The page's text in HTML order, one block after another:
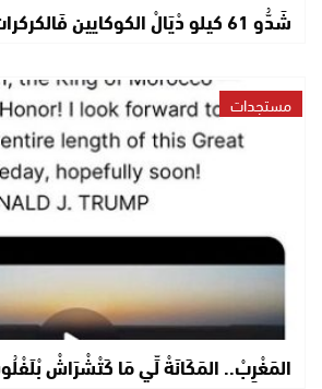
شَدُّو 61 كيلو دْيَالْ الكوكايين فَالكركرات..
مستجدات
المَغْرِبْ.. المَكَانَةْ لِّي مَا كَتْشْرَاشْ